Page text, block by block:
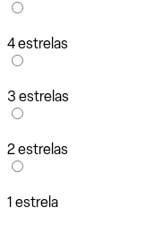
4 estrelas
3 estrelas
2 estrelas
1 estrela